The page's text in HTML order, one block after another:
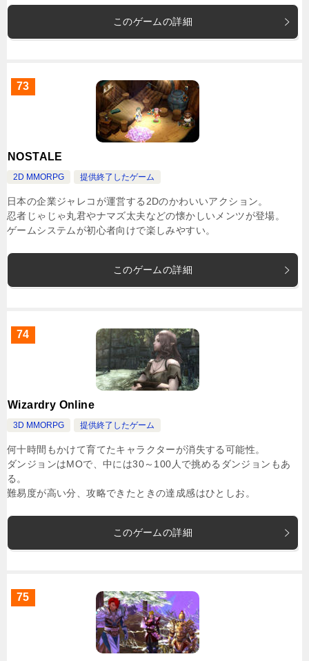
このゲームの詳細
73
NOSTALE
2D MMORPG 提供終了したゲーム
日本の企業ジャレコが運営する2Dのかわいいアクション。
忍者じゃじゃ丸君やナマズ太夫などの懐かしいメンツが登場。
ゲームシステムが初心者向けで楽しみやすい。
このゲームの詳細
74
Wizardry Online
3D MMORPG 提供終了したゲーム
何十時間もかけて育てたキャラクターが消失する可能性。
ダンジョンはMOで、中には30～100人で挑めるダンジョンもあ
る。
難易度が高い分、攻略できたときの達成感はひとしお。
このゲームの詳細
75